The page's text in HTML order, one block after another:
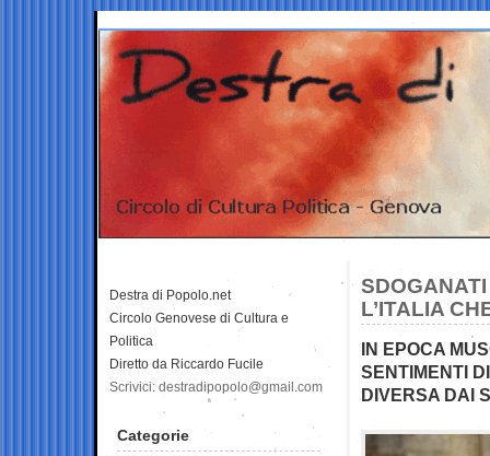
L’ITALIA
IN EPOCA
SENTIMENTI
DIVERSA DAI
Destra di Popolo.net
Circolo Genovese di Cultura e
Politica
Diretto da Riccardo Fucile
Scrivici: destradipopolo@gmail.com
Categorie